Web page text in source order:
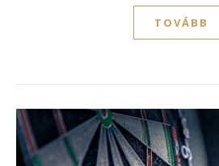
TOVÁBB